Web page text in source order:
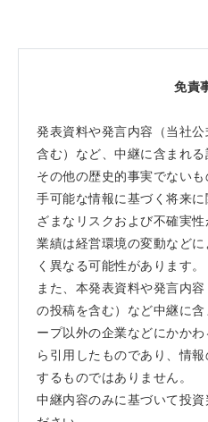
免責
発表資料や発言内容（当社
含む）など、中継に含まれ
その他の歴史的事実でない
手可能な情報に基づく将来
ざまなリスクおよび不確実
業績は経営環境の変動など
く異なる可能性があります。
また、本発表資料や発言内
の投稿を含む）など中継に
ープ以外の企業などにかか
ら引用したものであり、情
するものではありません。
中継内容のみに基づいて投資